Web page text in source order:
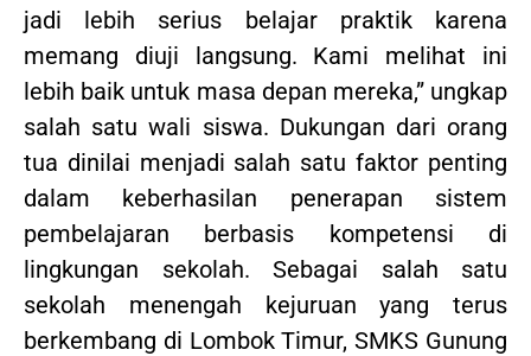
jadi lebih serius belajar praktik karena
memang diuji langsung. Kami melihat ini
lebih baik untuk masa depan mereka,” ungkap
salah satu wali siswa. Dukungan dari orang
tua dinilai menjadi salah satu faktor penting
dalam keberhasilan penerapan sistem
pembelajaran berbasis kompetensi di
lingkungan sekolah. Sebagai salah satu
sekolah menengah kejuruan yang terus
berkembang di Lombok Timur, SMKS Gunung